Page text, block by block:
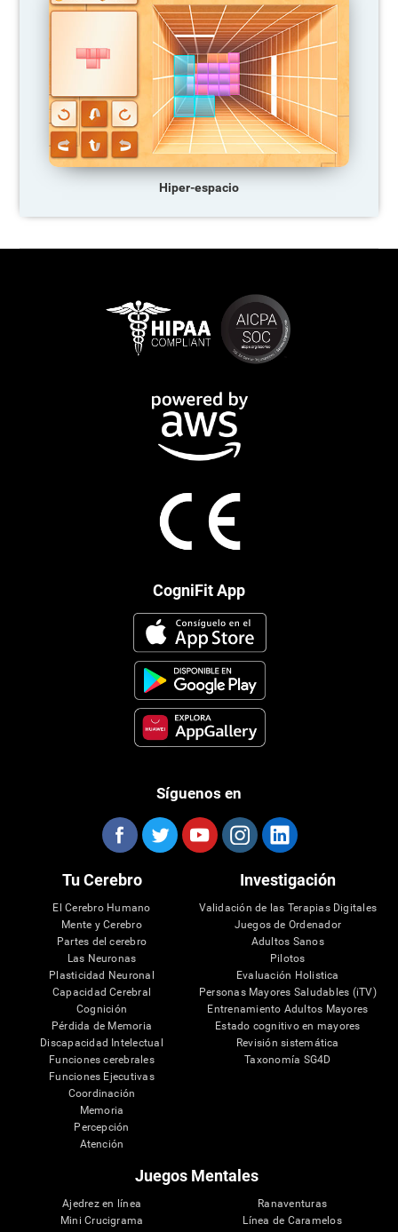
Hiper-espacio
CogniFit App
Síguenos en
Tu Cerebro
El Cerebro Humano
Mente y Cerebro
Partes del cerebro
Las Neuronas
Plasticidad Neuronal
Capacidad Cerebral
Cognición
Pérdida de Memoria
Discapacidad Intelectual
Funciones cerebrales
Funciones Ejecutivas
Coordinación
Memoria
Percepción
Atención
Investigación
Validación de las Terapias Digitales
Juegos de Ordenador
Adultos Sanos
Pilotos
Evaluación Holistica
Personas Mayores Saludables (iTV)
Entrenamiento Adultos Mayores
Estado cognitivo en mayores
Revisión sistemática
Taxonomía SG4D
Juegos Mentales
Ajedrez en línea
Mini Crucigrama
Ranaventuras
Línea de Caramelos